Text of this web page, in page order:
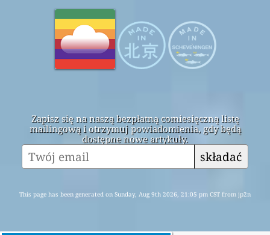
Zapisz się na naszą bezpłatną comiesięczną listę
mailingową i otrzymuj powiadomienia, gdy będą
dostępne nowe artykuły.
składać
This page has been generated on Sunday, Aug 9th 2026, 21:05 pm CST from jp2n